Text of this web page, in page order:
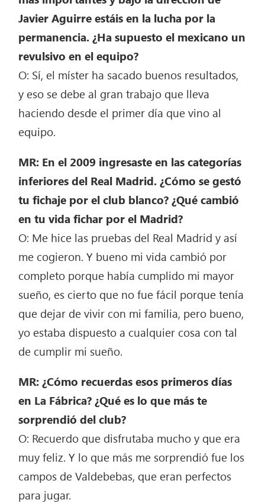
Javier Aguirre estáis en la lucha por la
permanencia. ¿Ha supuesto el mexicano un
revulsivo en el equipo?
O: Sí, el míster ha sacado buenos resultados,
y eso se debe al gran trabajo que lleva
haciendo desde el primer día que vino al
equipo.
MR: En el 2009 ingresaste en las categorías
inferiores del Real Madrid. ¿Cómo se gestó
tu fichaje por el club blanco? ¿Qué cambió
en tu vida fichar por el Madrid?
O: Me hice las pruebas del Real Madrid y así
me cogieron. Y bueno mi vida cambió por
completo porque había cumplido mi mayor
sueño, es cierto que no fue fácil porque tenía
que dejar de vivir con mi familia, pero bueno,
yo estaba dispuesto a cualquier cosa con tal
de cumplir mi sueño.
MR: ¿Cómo recuerdas esos primeros días
en La Fábrica? ¿Qué es lo que más te
sorprendió del club?
O: Recuerdo que disfrutaba mucho y que era
muy feliz. Y lo que más me sorprendió fue los
campos de Valdebebas, que eran perfectos
para jugar.